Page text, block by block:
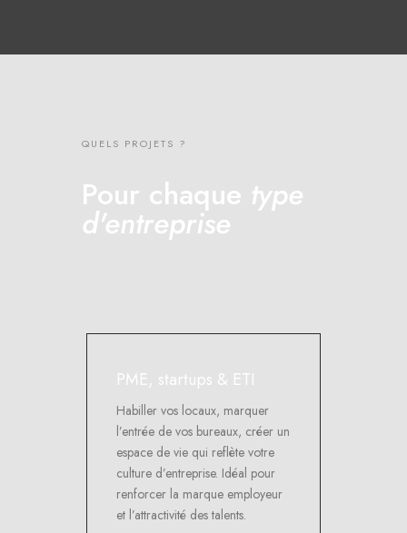
QUELS PROJETS ?
Pour chaque type
d'entreprise
PME, startups & ETI
Habiller vos locaux, marquer
l’entrée de vos bureaux, créer un
espace de vie qui reflète votre
culture d’entreprise. Idéal pour
renforcer la marque employeur
et l’attractivité des talents.